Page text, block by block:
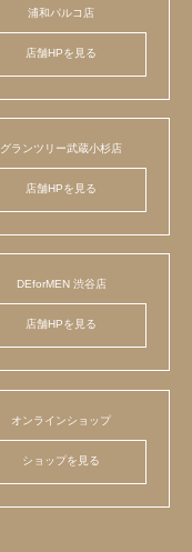
浦和パルコ店
店舗HPを見る
グランツリー武蔵小杉店
店舗HPを見る
DEforMEN 渋谷店
店舗HPを見る
オンラインショップ
ショップを見る